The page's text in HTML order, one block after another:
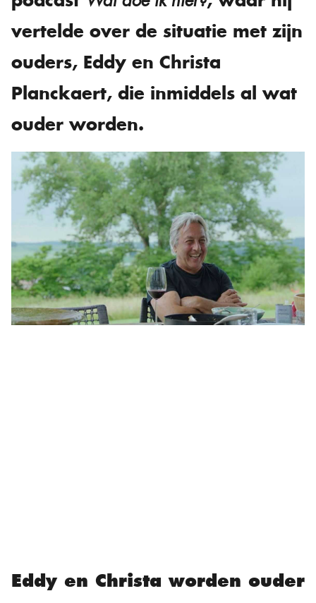
vertelde over de situatie met zijn
ouders, Eddy en Christa
Planckaert, die inmiddels al wat
ouder worden.
Eddy en Christa worden ouder